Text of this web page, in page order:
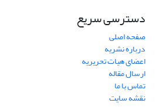
دسترسی سریع
صفحه اصلی
درباره نشریه
اعضای هیات تحریریه
ارسال مقاله
تماس با ما
نقشه سایت